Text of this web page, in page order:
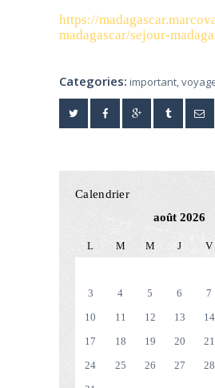
https://
madagascar/sejour-
Categories: important,
Calendrier
août 2026
L M M J V
3
4 5 6 7
10
11 12 13 14
17
18 19 20 21
24
25 26 27 28